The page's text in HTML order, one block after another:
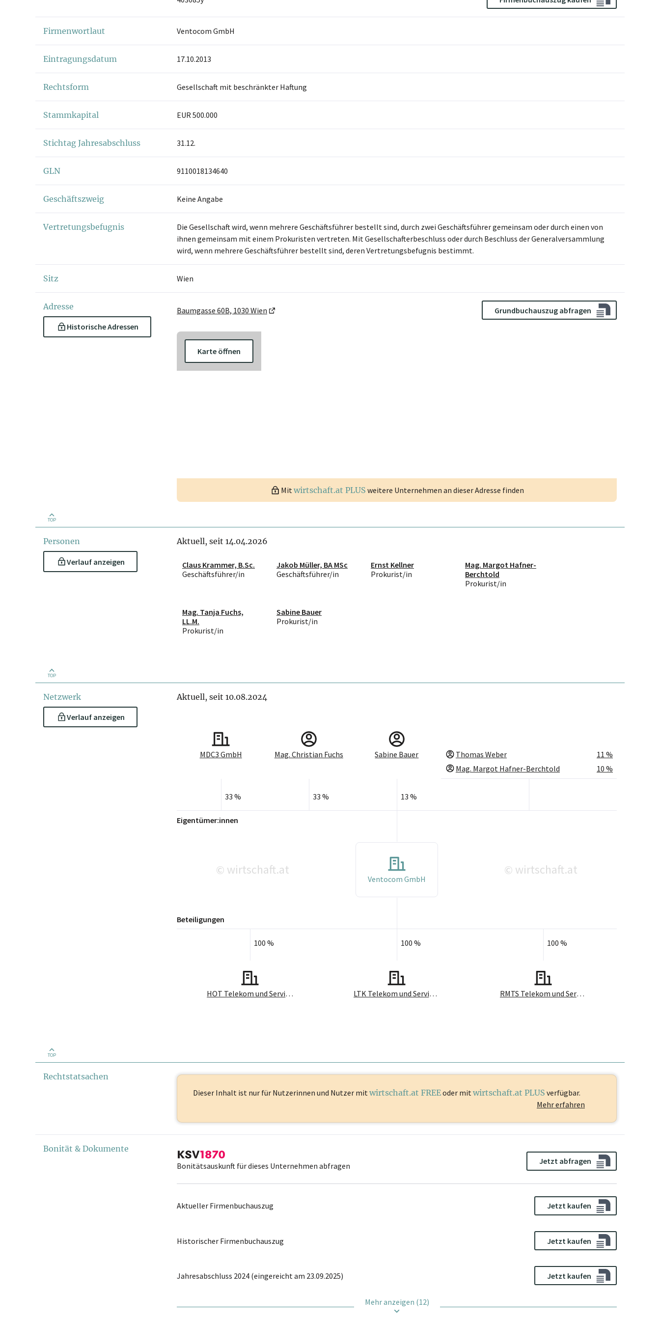
Firmenwortlaut Ventocom GmbH
Eintragungsdatum 17.10.2013
Rechtsform Gesellschaft mit beschränkter Haftung
Stammkapital EUR 500.000
Stichtag Jahresabschluss 31.12.
GLN 9110018134640
Geschäftszweig Keine Angabe
Vertretungsbefugnis
Die Gesellschaft wird, wenn mehrere Geschäftsführer bestellt sind, durch zwei Geschäftsführer gemeinsam oder durch einen von
ihnen gemeinsam mit einem Prokuristen vertreten. Mit Gesellschafterbeschluss oder durch Beschluss der Generalversammlung
wird, wenn mehrere Geschäftsführer bestellt sind, deren Vertretungsbefugnis bestimmt.
Sitz Wien
Adresse
Historische Adressen
Baumgasse 60B, 1030 Wien Grundbuchauszug abfragen
Karte öffnen
Mitwirtschaft.at PLUS weitere Unternehmen an dieser Adresse finden
TOP
Personen
Verlauf anzeigen
Aktuell, seit 14.04.2026
Claus Krammer, B.Sc.
Geschäftsführer/in
Jakob Müller, BA MSc
Geschäftsführer/in
Ernst Kellner
Prokurist/in
Mag. Margot Hafner-
Berchtold
Prokurist/in
Mag. Tanja Fuchs,
LL.M.
Prokurist/in
Sabine Bauer
Prokurist/in
TOP
Netzwerk
Verlauf anzeigen
Aktuell, seit 10.08.2024
MDC3 GmbH
33 %
Mag. Christian Fuchs
33 %
Sabine Bauer
13 %
Thomas Weber
11 %
Mag. Margot Hafner-Berchtold
10 %
Eigentümer:innen
© wirtschaft.at
Ventocom GmbH
© wirtschaft.at
HOT Telekom und Service GmbH
100 %
LTK Telekom und Service GmbH
100 %
RMTS Telekom und Service GmbH
100 %
Beteiligungen
TOP
Rechtstatsachen
Dieser Inhalt ist nur für Nutzerinnen und Nutzer mit wirtschaft.at FREEoder mit wirtschaft.at PLUS verfügbar.
Mehr erfahren
Bonität & Dokumente
Bonitätsauskunft für dieses Unternehmen abfragen
Jetzt abfragen
Aktueller Firmenbuchauszug Jetzt kaufen
Historischer Firmenbuchauszug Jetzt kaufen
Jahresabschluss 2024 (eingereicht am 23.09.2025) Jetzt kaufen
Mehr anzeigen (12)